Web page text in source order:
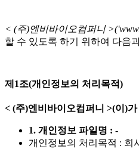
< (주)엔비바이오컴퍼니
할 수 있도록 하기 위하여 다음
제1조(개인정보의 처리목적)
< (주)엔비바이오컴퍼니 >(이)
1. 개인정보 파일명 : -
개인정보의 처리목적 : 회